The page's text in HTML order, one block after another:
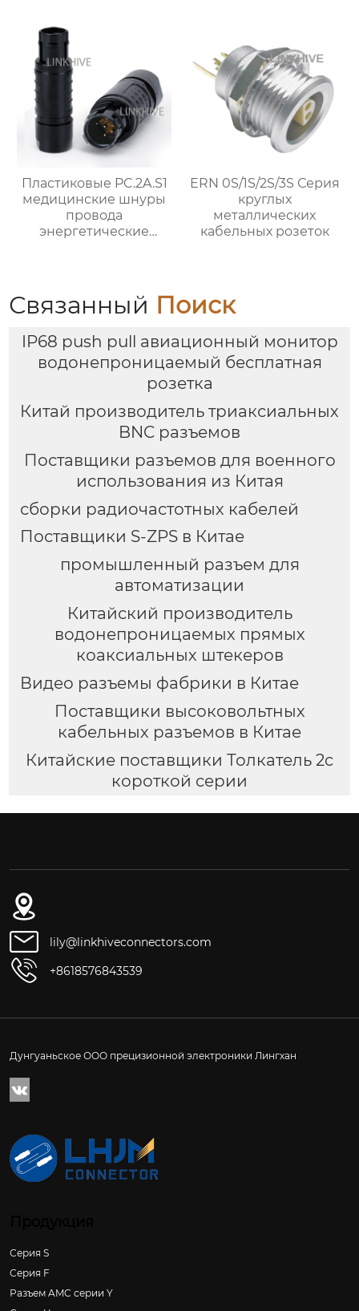
Пластиковые PC.2A.S1
медицинские шнуры
провода
энергетические
ERN 0S/1S/2S/3S Серия
круглых
металлических
кабельных розеток
Связанный Поиск
IP68 push pull авиационный монитор
водонепроницаемый бесплатная
розетка
Китай производитель триаксиальных
BNC разъемов
Поставщики разъемов для военного
использования из Китая
сборки радиочастотных кабелей
Поставщики S-ZPS в Китае
промышленный разъем для
автоматизации
Китайский производитель
водонепроницаемых прямых
коаксиальных штекеров
Видео разъемы фабрики в Китае
Поставщики высоковольтных
кабельных разъемов в Китае
Китайские поставщики Толкатель 2c
короткой серии
lily@linkhiveconnectors.com
+8618576843539
Дунгуаньское ООО прецизионной электроники Лингхан

Серия S
Серия F
Разъем AMC серии Y